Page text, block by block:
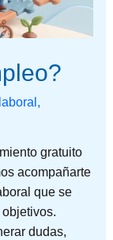
,
gratuito
acompañarte
que se
dudas,